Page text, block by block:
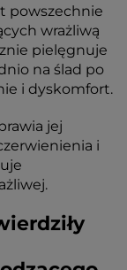
powszechnie
wrażliwą
pielęgnuje
na ślad po
i dyskomfort.
jej
i